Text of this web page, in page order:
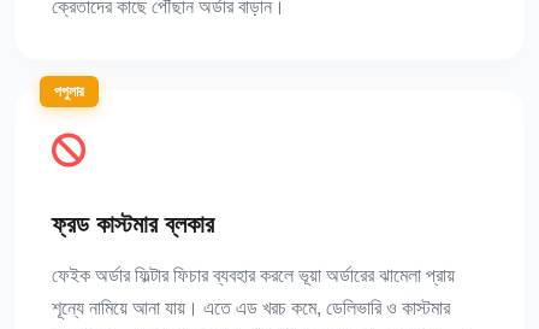
ক্রেতাদের কাছে পৌঁছান অর্ডার বাড়ান।
পপুলার
ফ্রড কাস্টমার ব্লকার
ফেইক অর্ডার ফিল্টার ফিচার ব্যবহার করলে ভূয়া অর্ডারের ঝামেলা প্রায়
শূন্যে নামিয়ে আনা যায়। এতে এড খরচ কমে, ডেলিভারি ও কাস্টমার